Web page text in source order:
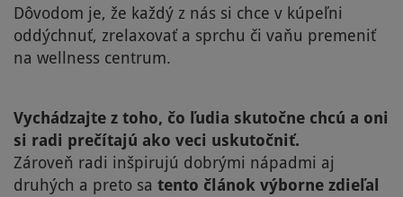
Dôvodom je, že každý z nás si chce v kúpeľni
oddýchnuť, zrelaxovať a sprchu či vaňu premeniť
na wellness centrum.
Vychádzajte z toho, čo ľudia skutočne chcú a oni
si radi prečítajú ako veci uskutočniť.
Zároveň radi inšpirujú dobrými nápadmi aj
druhých a preto sa tento článok výborne zdieľal